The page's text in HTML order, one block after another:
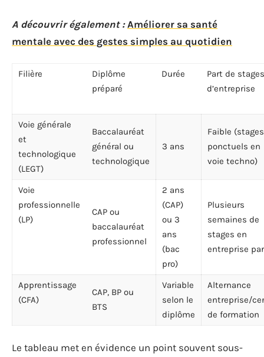
A découvrir également : Améliorer sa santé
mentale avec des gestes simples au quotidien
Filière
Diplôme
préparé
Durée
Part de
d’entreprise
Voie générale
et
technologique
(LEGT)
Baccalauréat
général ou
technologique
3 ans
Faible (stages
ponctuels en
voie techno)
Voie
professionnelle
(LP)
CAP ou
baccalauréat
professionnel
2 ans
(CAP)
ou 3
ans
(bac
pro)
Plusieurs
semaines de
stages en
entreprise
Apprentissage
(CFA)
CAP, BP ou
BTS
Variable
selon le
diplôme
Alternance
entreprise/
de formation
Le tableau met en évidence un point souvent sous-